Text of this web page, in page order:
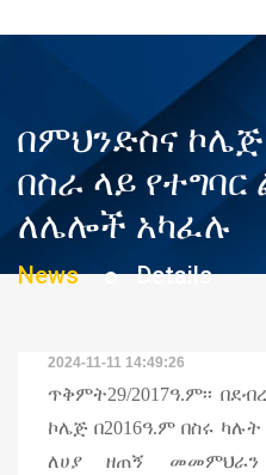
በምህንድስና
በስራ ላይ
ለሌሎች አካፈሉ
News Details
2024-11-11 14:49:26
ጥቅምት29/2017ዓ.ም፡፡
ኮሌጅ በ2016ዓ.ም በስሩ
ለሀያ ዘጠኝ መመምህራን